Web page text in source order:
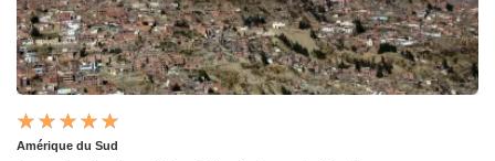
Amérique du Sud